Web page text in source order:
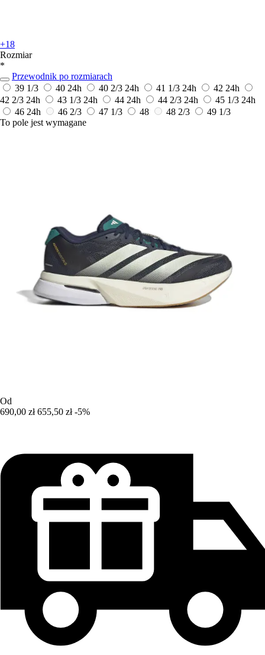
+18
Rozmiar
*
Przewodnik po rozmiarach
39 1/3
40 24h 40 2/3 24h 41 1/3 24h 42 24h
42 2/3 24h 43 1/3 24h 44 24h 44 2/3 24h 45 1/3 24h
46 24h 46 2/3 47 1/3 48 48 2/3
49 1/3
To pole jest wymagane
Od
690,00 zł 655,50 zł -5%